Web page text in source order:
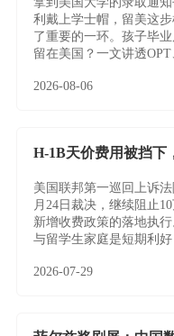
利戴上学士帽，留美这
了重要的一环。孩子毕业
留在美国？一文讲透
2026-08-06
H-1B天价费用被挡下
美国联邦第一巡回上诉法
月24日裁决，继续阻止
新增收费政策的落地执
与留学生家庭是短期利好
加权抽签、雇主绑定与
2026-07-29